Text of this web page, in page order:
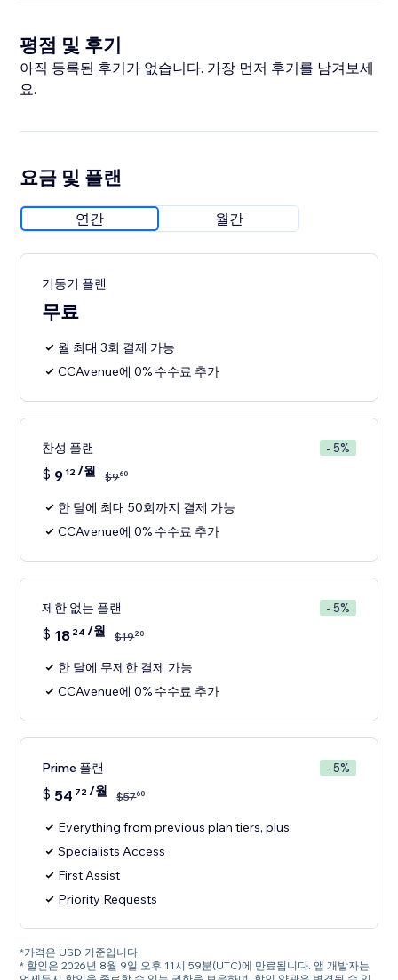
평점 및 후기
아직 등록된 후기가 없습니다. 가장 먼저 후기를 남겨보세
요.
요금 및 플랜
연간 월간
기동기 플랜
무료
월 최대 3회 결제 가능
CCAvenue에 0% 수수료 추가
찬성 플랜 - 5%
$ 9 12/월 $960
한 달에 최대 50회까지 결제 가능
CCAvenue에 0% 수수료 추가
제한 없는 플랜 - 5%
$ 18 24 /월 $1920
한 달에 무제한 결제 가능
CCAvenue에 0% 수수료 추가
Prime 플랜 - 5%
$ 54 72/월 $5760
Everything from previous plan tiers, plus:
Specialists Access
First Assist
Priority Requests
*가격은 USD 기준입니다.
* 할인은 2026년 8월 9일 오후 11시 59분(UTC)에 만료됩니다. 앱 개발자는